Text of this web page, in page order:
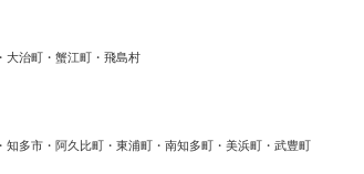
大治町・蟹江町・飛島村
知多市・阿久比町・東浦町・南知多町・美浜町・武豊町